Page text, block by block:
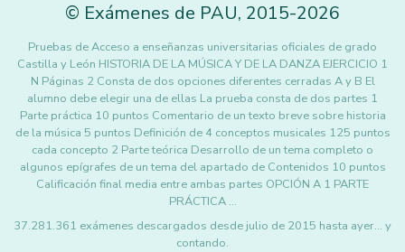
© Exámenes de PAU, 2015-2026
Pruebas de Acceso a enseñanzas universitarias oficiales de grado
Castilla y León HISTORIA DE LA MÚSICA Y DE LA DANZA EJERCICIO 1
N Páginas 2 Consta de dos opciones diferentes cerradas A y B El
alumno debe elegir una de ellas La prueba consta de dos partes 1
Parte práctica 10 puntos Comentario de un texto breve sobre historia
de la música 5 puntos Definición de 4 conceptos musicales 125 puntos
cada concepto 2 Parte teórica Desarrollo de un tema completo o
algunos epígrafes de un tema del apartado de Contenidos 10 puntos
Calificación final media entre ambas partes OPCIÓN A 1 PARTE
PRÁCTICA …
37.281.361 exámenes descargados desde julio de 2015 hasta ayer... y
contando.